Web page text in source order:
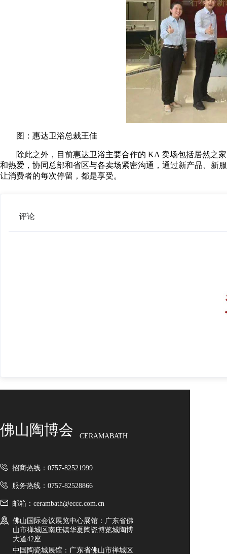
图：惠达卫浴总裁王佳
除此之外，目前惠达卫浴主要合作的 KA 卖场包括居然之
和热爱，协同总部和省区与各卖场紧密沟通，通过新产品、新
让消费者的每次停留，都是享受。
评论
佛山陶博会 CERAMABATH
招商热线：0757-82521999
服务热线：0757-82528866
邮箱：cerambath@eccc.com.cn
佛山国际会议展览中心展馆：广东省佛
山市禅城区南庄镇华夏陶瓷博览城陶博
大道42座
中国陶瓷城展馆：广东省佛山市禅城区